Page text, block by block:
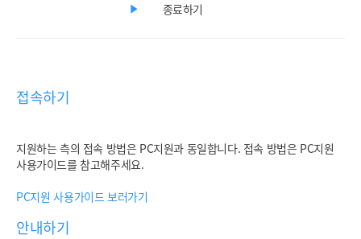
종료하기
접속하기
지원하는 측의 접속 방법은 PC지원과 동일합니다. 접속 방법은 PC지원
사용가이드를 참고해주세요.
PC지원 사용가이드 보러가기
안내하기